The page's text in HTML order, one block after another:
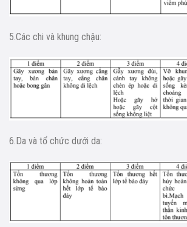
5.Các chi và khung chậu:
6.Da và tổ chức dưới da: